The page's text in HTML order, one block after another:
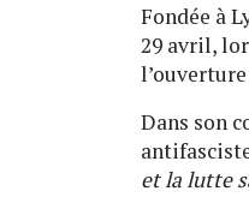
Fondée à
29 avril,
Dans son
et la lutte